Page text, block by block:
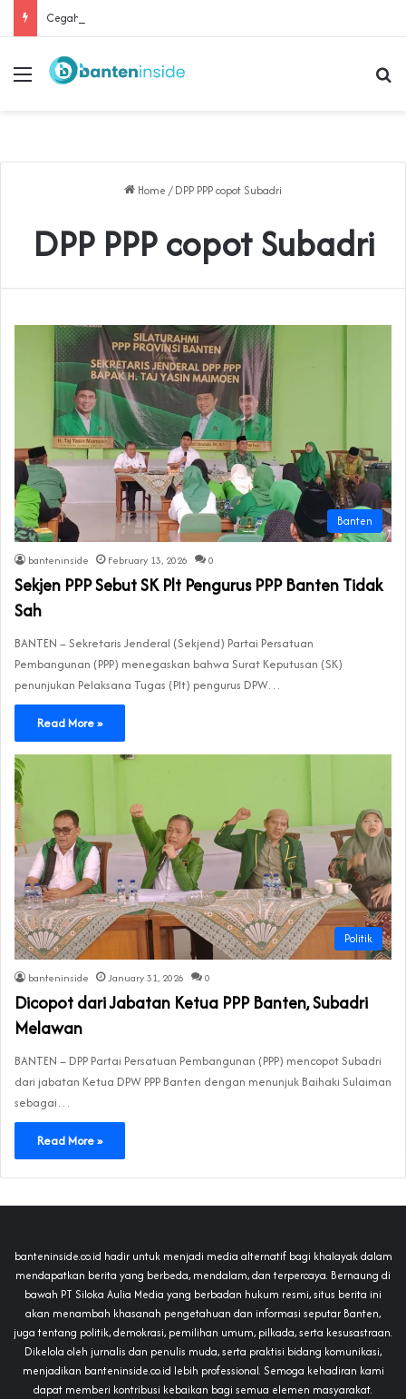
Menu
Home / DPP PPP copot Subadri
DPP PPP copot Subadri
Banten
banteninside February 13, 2026 0
Sekjen PPP Sebut SK Plt Pengurus PPP Banten Tidak
Sah
BANTEN – Sekretaris Jenderal (Sekjend) Partai Persatuan
Pembangunan (PPP) menegaskan bahwa Surat Keputusan (SK)
penunjukan Pelaksana Tugas (Plt) pengurus DPW…
Read More »
Politik
banteninside January 31, 2026 0
Dicopot dari Jabatan Ketua PPP Banten, Subadri
Melawan
BANTEN – DPP Partai Persatuan Pembangunan (PPP) mencopot Subadri
dari jabatan Ketua DPW PPP Banten dengan menunjuk Baihaki Sulaiman
sebagai…
Read More »
banteninside.co.id hadir untuk menjadi media alternatif bagi khalayak dalam
mendapatkan berita yang berbeda, mendalam, dan terpercaya. Bernaung di
bawah PT Siloka Aulia Media yang berbadan hukum resmi, situs berita ini
akan menambah khasanah pengetahuan dan informasi seputar Banten,
juga tentang politik, demokrasi, pemilihan umum, pilkada, serta kesusastraan.
Dikelola oleh jurnalis dan penulis muda, serta praktisi bidang komunikasi,
menjadikan banteninside.co.id lebih professional. Semoga kehadiran kami
dapat memberi kontribusi kebaikan bagi semua elemen masyarakat.